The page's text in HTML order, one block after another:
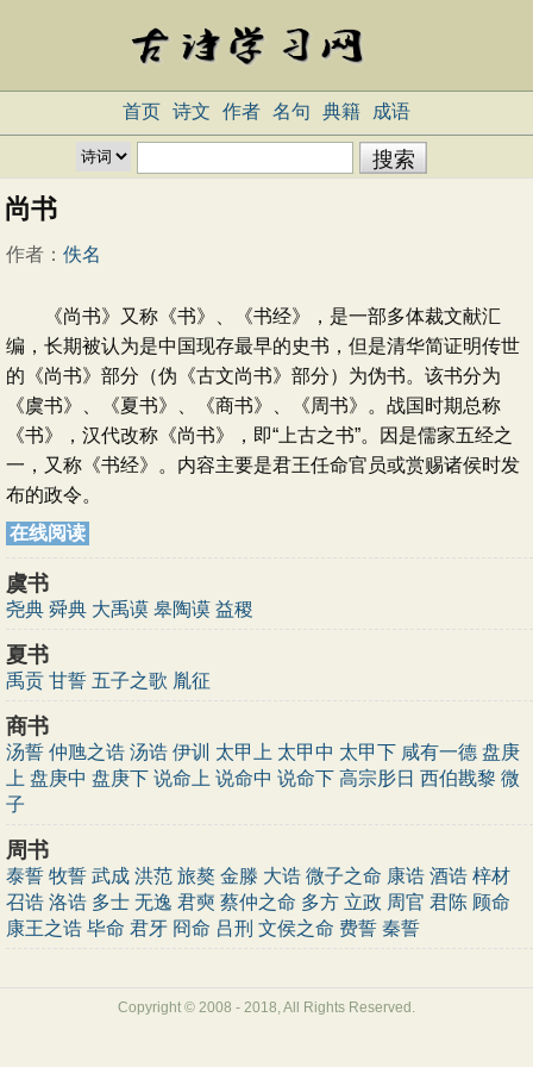
首页 诗文 作者 名句 典籍 成语
尚书
作者： 佚名
《尚书》又称《书》、《书经》，是一部多体裁文献汇
编，长期被认为是中国现存最早的史书，但是清华简证明传世
的《尚书》部分（伪《古文尚书》部分）为伪书。该书分为
《虞书》、《夏书》、《商书》、《周书》。战国时期总称
《书》，汉代改称《尚书》，即“上古之书”。因是儒家五经之
一，又称《书经》。内容主要是君王任命官员或赏赐诸侯时发
布的政令。
在线阅读
虞书
尧典 舜典 大禹谟 皋陶谟 益稷
夏书
禹贡 甘誓 五子之歌 胤征
商书
汤誓 仲虺之诰 汤诰 伊训 太甲上 太甲中 太甲下 咸有一德 盘庚
上 盘庚中 盘庚下 说命上 说命中 说命下 高宗肜日 西伯戡黎 微
子
周书
泰誓 牧誓 武成 洪范 旅獒 金滕 大诰 微子之命 康诰 酒诰 梓材
召诰 洛诰 多士 无逸 君奭 蔡仲之命 多方 立政 周官 君陈 顾命
康王之诰 毕命 君牙 冏命 吕刑 文侯之命 费誓 秦誓
Copyright © 2008 - 2018, All Rights Reserved.